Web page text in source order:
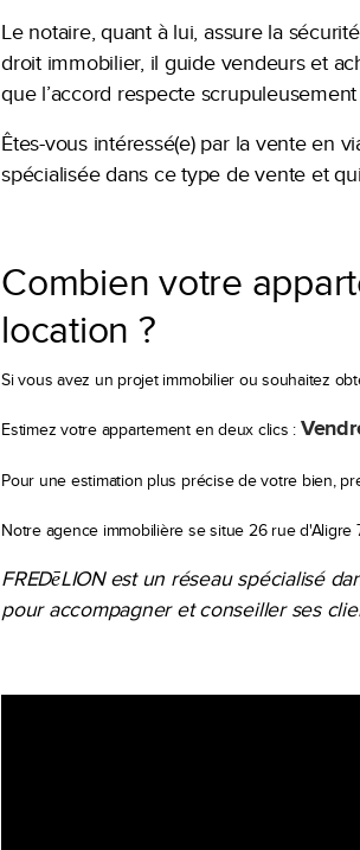
Le notaire, quant à lui, assure la
droit immobilier, il guide vendeurs et
que l’accord respecte
Êtes-vous intéressé(e) par la vente en
spécialisée dans ce type de vente et
Combien votre
location ?
Si vous avez un projet immobilier ou souhaitez
Estimez votre appartement en deux clics :
Pour une estimation plus précise de votre bien,
Notre agence immobilière se situe 26 rue d'Aligre
FREDēLION est un réseau spécialisé
pour accompagner et conseiller ses